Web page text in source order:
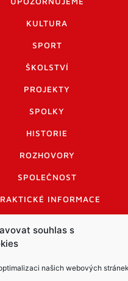
souhlas s
našich webových
KULTURA
SPORT
ŠKOLSTVÍ
PROJEKTY
SPOLKY
HISTORIE
ROZHOVORY
SPOLEČNOST
INFORMACE
A KODEX DISKUTUJÍCÍCH
A LOGO MANUÁL